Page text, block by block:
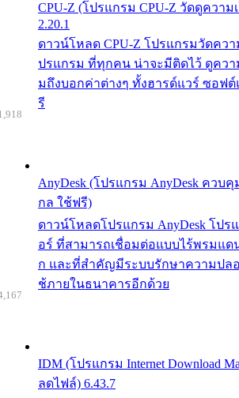
CPU-Z (โปรแกรม CPU-Z วัดดูความ
2.20.1
ดาวน์โหลด CPU-Z โปรแกรมวัดควา
ปรแกรม ที่ทุกคน น่าจะมีติดไว้ ดูความ
มถึงบอกค่าต่างๆ ทั้งฮารด์แวร์ ซอฟต์
รี
AnyDesk (โปรแกรม AnyDesk ควบ
กล ใช้ฟรี)
ดาวน์โหลดโปรแกรม AnyDesk โป
อร์ ที่สามารถเชื่อมต่อแบบไร้พรมแด
ก และที่สำคัญมีระบบรักษาความปล
ช้ภายในธนาคารอีกด้วย
IDM (โปรแกรม Internet Download
ลดไฟล์) 6.43.7